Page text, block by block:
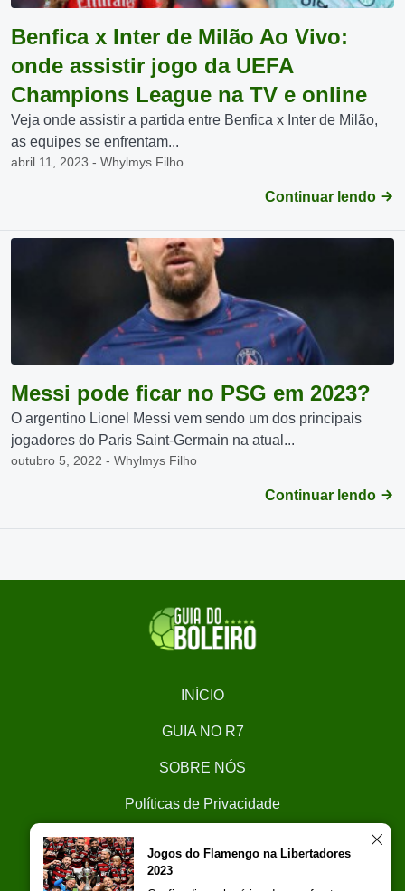
Benfica x Inter de Milão Ao Vivo:
onde assistir jogo da UEFA
Champions League na TV e online
Veja onde assistir a partida entre Benfica x Inter de Milão,
as equipes se enfrentam...
abril 11, 2023 - Whylmys Filho
Continuar lendo
Messi pode ficar no PSG em 2023?
O argentino Lionel Messi vem sendo um dos principais
jogadores do Paris Saint-Germain na atual...
outubro 5, 2022 - Whylmys Filho
Continuar lendo
INÍCIO
GUIA NO R7
SOBRE NÓS
Políticas de Privacidade
Trabalhe Conosco
Jogos do Flamengo na Libertadores
2023